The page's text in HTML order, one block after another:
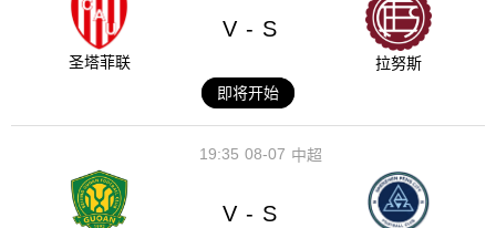
圣塔菲联
V - S
拉努斯
即将开始
08-07
19:35 中超
V - S